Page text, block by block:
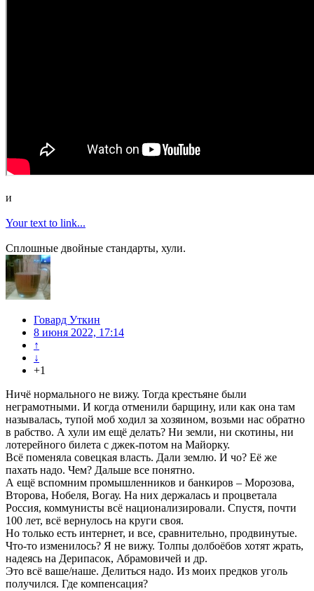
и
Your text to link...
Сплошные двойные стандарты, хули.
Говард Уткин
8 июня 2022, 17:14
↑
↓
+1
Ничё нормального не вижу. Тогда крестьяне были
неграмотными. И когда отменили барщину, или как она там
называлась, тупой моб ходил за хозяином, возьми нас обратно
в рабство. А хули им ещё делать? Ни земли, ни скотины, ни
лотерейного билета с джек-потом на Майорку.
Всё поменяла совецкая власть. Дали землю. И чо? Её же
пахать надо. Чем? Дальше все понятно.
А ещё вспомним промышленников и банкиров – Морозова,
Второва, Нобеля, Вогау. На них держалась и процветала
Россия, коммунисты всё национализировали. Спустя, почти
100 лет, всё вернулось на круги своя.
Но только есть интернет, и все, сравнительно, продвинутые.
Что-то изменилось? Я не вижу. Толпы долбоёбов хотят жрать,
надеясь на Дерипасок, Абрамовичей и др.
Это всё ваше/наше. Делиться надо. Из моих предков уголь
получился. Где компенсация?